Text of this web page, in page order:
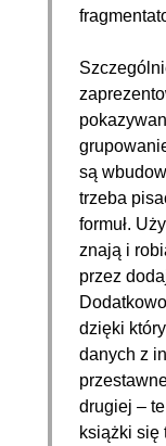
są
trzeba
formuł.
znają i
przez
dzięki
danych z
drugiej –
książki się